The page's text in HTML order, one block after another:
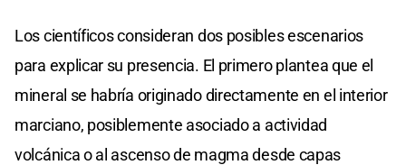
Los científicos consideran dos posibles escenarios
para explicar su presencia. El primero plantea que el
mineral se habría originado directamente en el interior
marciano, posiblemente asociado a actividad
volcánica o al ascenso de magma desde capas